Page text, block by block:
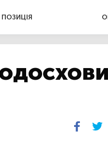
ПОЗИЦІЯ